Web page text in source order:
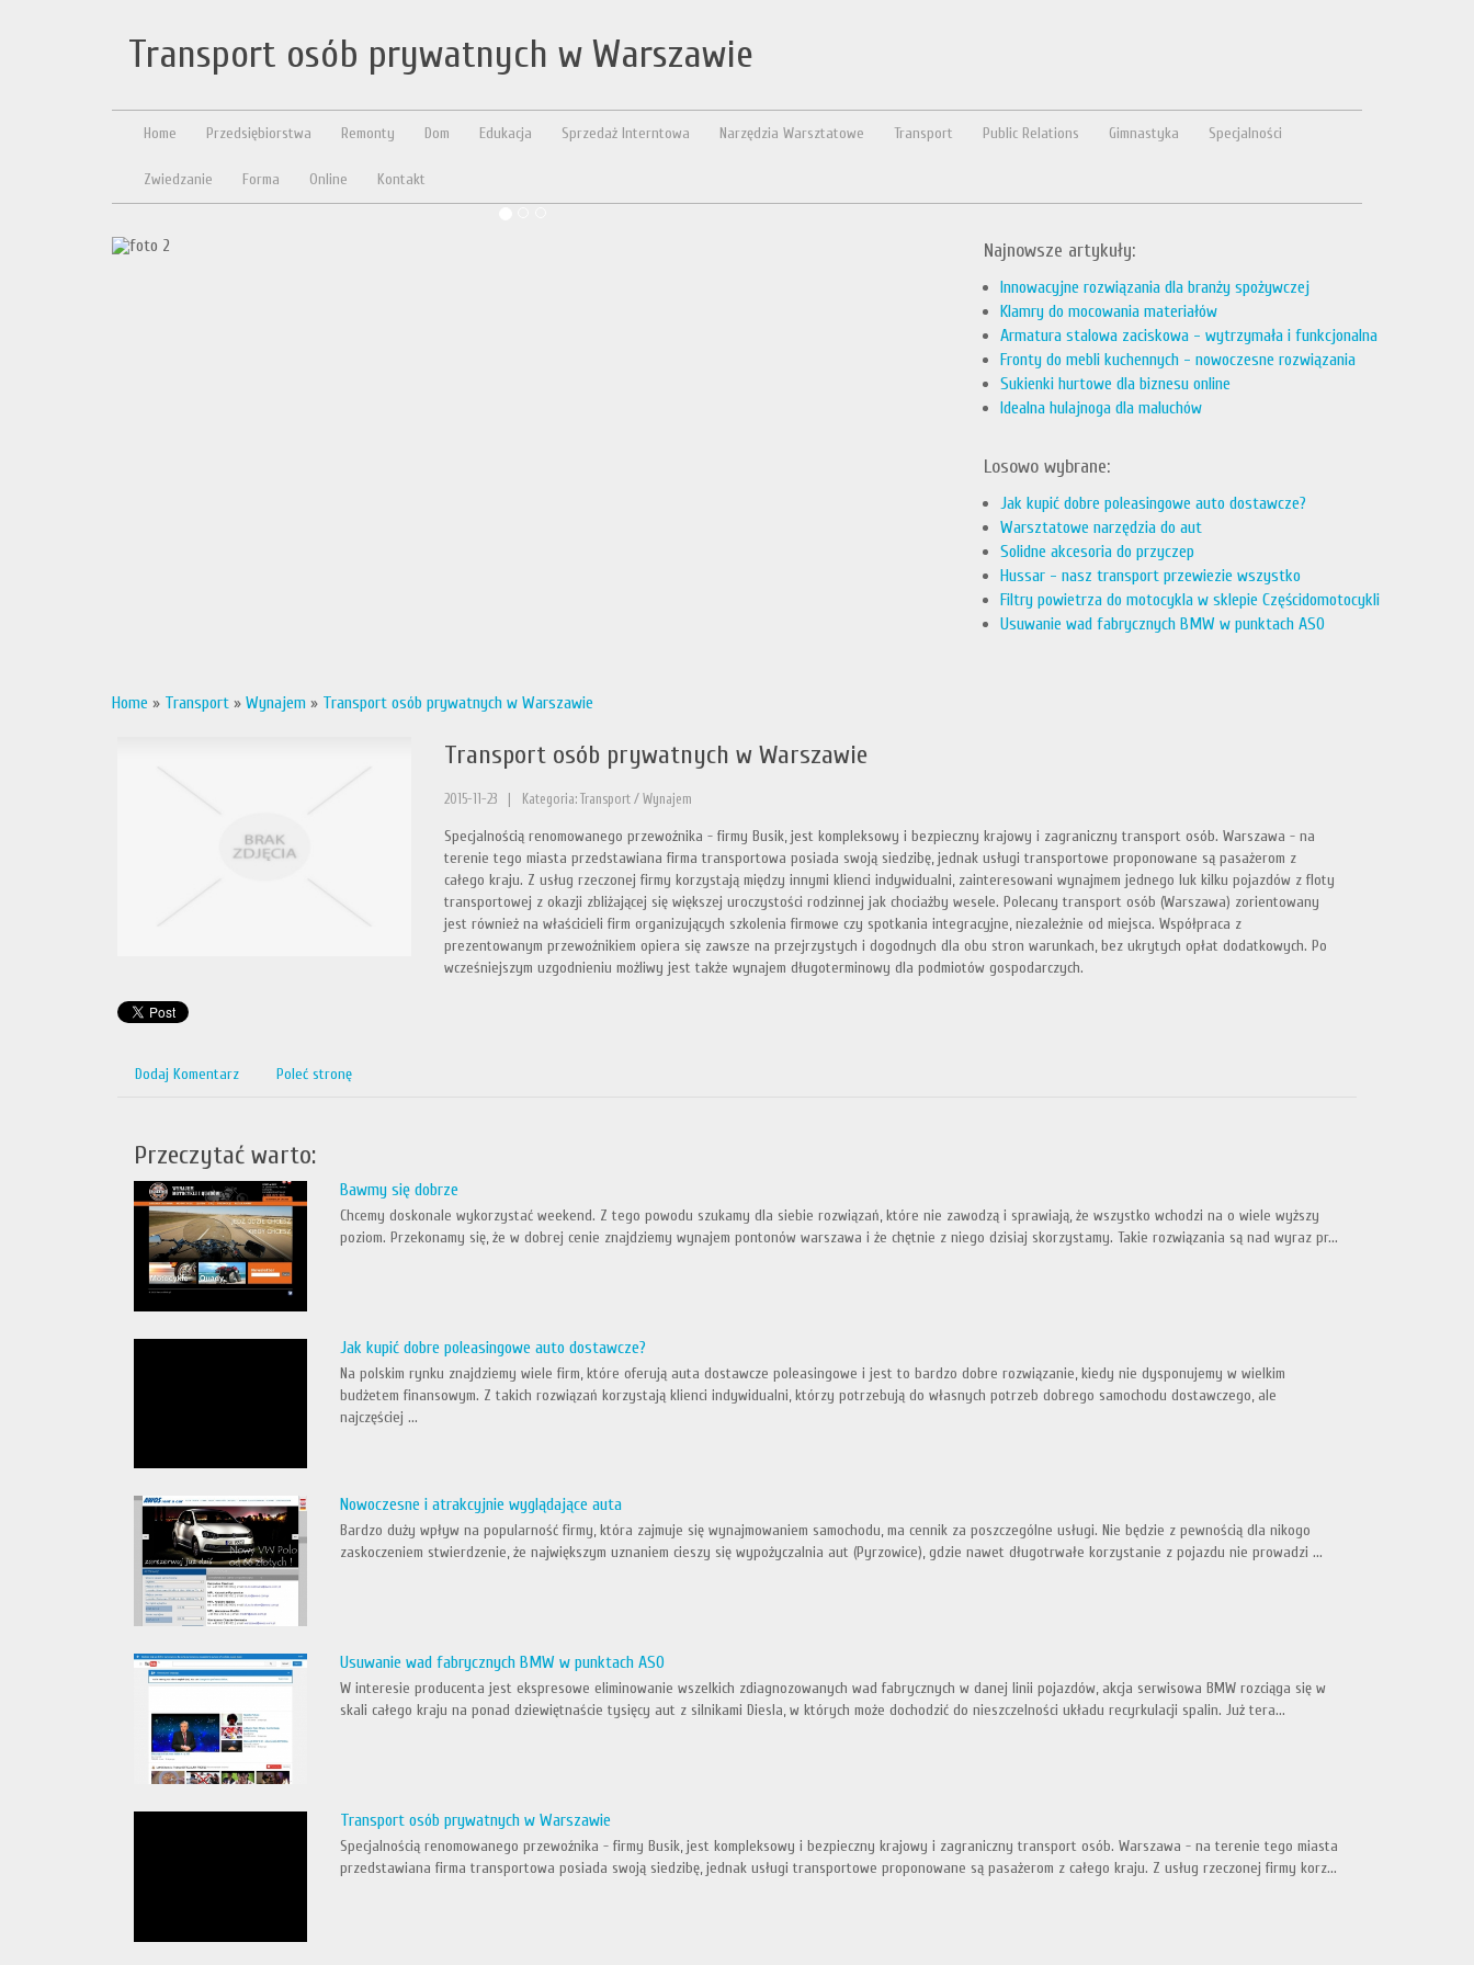
Transport osób prywatnych w Warszawie
Home Przedsiębiorstwa Remonty Dom Edukacja Sprzedaż Interntowa Narzędzia Warsztatowe Transport Public Relations Gimnastyka Specjalności
Zwiedzanie Forma Online Kontakt
Najnowsze artykuły:
Innowacyjne rozwiązania dla branży spożywczej
Klamry do mocowania materiałów
Armatura stalowa zaciskowa - wytrzymała i funkcjonalna
Fronty do mebli kuchennych - nowoczesne rozwiązania
Sukienki hurtowe dla biznesu online
Idealna hulajnoga dla maluchów
Losowo wybrane:
Jak kupić dobre poleasingowe auto dostawcze?
Warsztatowe narzędzia do aut
Solidne akcesoria do przyczep
Hussar - nasz transport przewiezie wszystko
Filtry powietrza do motocykla w sklepie Częścidomotocykli
Usuwanie wad fabrycznych BMW w punktach ASO
Home » Transport » Wynajem » Transport osób prywatnych w Warszawie
Transport osób prywatnych w Warszawie
2015-11-23 Kategoria: Transport / Wynajem
Specjalnością renomowanego przewoźnika - firmy Busik, jest kompleksowy i bezpieczny krajowy i zagraniczny transport osób. Warszawa - na
terenie tego miasta przedstawiana firma transportowa posiada swoją siedzibę, jednak usługi transportowe proponowane są pasażerom z
całego kraju. Z usług rzeczonej firmy korzystają między innymi klienci indywidualni, zainteresowani wynajmem jednego luk kilku pojazdów z floty
transportowej z okazji zbliżającej się większej uroczystości rodzinnej jak chociażby wesele. Polecany transport osób (Warszawa) zorientowany
jest również na właścicieli firm organizujących szkolenia firmowe czy spotkania integracyjne, niezależnie od miejsca. Współpraca z
prezentowanym przewoźnikiem opiera się zawsze na przejrzystych i dogodnych dla obu stron warunkach, bez ukrytych opłat dodatkowych. Po
wcześniejszym uzgodnieniu możliwy jest także wynajem długoterminowy dla podmiotów gospodarczych.
Dodaj Komentarz Poleć stronę
Przeczytać warto:
Bawmy się dobrze
Chcemy doskonale wykorzystać weekend. Z tego powodu szukamy dla siebie rozwiązań, które nie zawodzą i sprawiają, że wszystko wchodzi na o wiele wyższy
poziom. Przekonamy się, że w dobrej cenie znajdziemy wynajem pontonów warszawa i że chętnie z niego dzisiaj skorzystamy. Takie rozwiązania są nad wyraz pr...
Jak kupić dobre poleasingowe auto dostawcze?
Na polskim rynku znajdziemy wiele firm, które oferują auta dostawcze poleasingowe i jest to bardzo dobre rozwiązanie, kiedy nie dysponujemy w wielkim
budżetem finansowym. Z takich rozwiązań korzystają klienci indywidualni, którzy potrzebują do własnych potrzeb dobrego samochodu dostawczego, ale
najczęściej ...
Nowoczesne i atrakcyjnie wyglądające auta
Bardzo duży wpływ na popularność firmy, która zajmuje się wynajmowaniem samochodu, ma cennik za poszczególne usługi. Nie będzie z pewnością dla nikogo
zaskoczeniem stwierdzenie, że największym uznaniem cieszy się wypożyczalnia aut (Pyrzowice), gdzie nawet długotrwałe korzystanie z pojazdu nie prowadzi ...
Usuwanie wad fabrycznych BMW w punktach ASO
W interesie producenta jest ekspresowe eliminowanie wszelkich zdiagnozowanych wad fabrycznych w danej linii pojazdów, akcja serwisowa BMW rozciąga się w
skali całego kraju na ponad dziewiętnaście tysięcy aut z silnikami Diesla, w których może dochodzić do nieszczelności układu recyrkulacji spalin. Już tera...
Transport osób prywatnych w Warszawie
Specjalnością renomowanego przewoźnika - firmy Busik, jest kompleksowy i bezpieczny krajowy i zagraniczny transport osób. Warszawa - na terenie tego miasta
przedstawiana firma transportowa posiada swoją siedzibę, jednak usługi transportowe proponowane są pasażerom z całego kraju. Z usług rzeczonej firmy korz...